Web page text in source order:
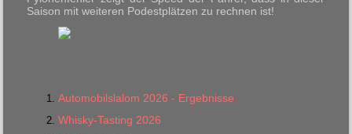
Saison mit weiteren Podestplätzen zu rechnen ist!
Automobilslalom 2026 - Ergebnisse
Whisky-Tasting 2026